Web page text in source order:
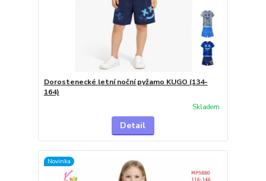
Dorostenecké letní noční pyžamo KUGO (134-
164)
Skladem
Detail
Novinka